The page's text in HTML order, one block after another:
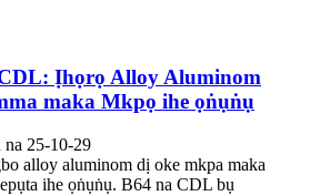
Ịhọrọ Alloy Aluminom
maka Mkpọ ihe ọṅụṅụ
na 25-10-29
alloy aluminom dị oke mkpa maka
ihe ọṅụṅụ. B64 na CDL bụ